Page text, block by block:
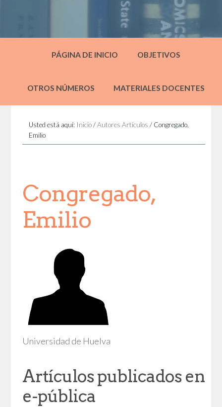
PÁGINA DE INICIO OBJETIVOS
OTROS NÚMEROS MATERIALES DOCENTES
Usted está aquí: Inicio / Autores Artículos / Congregado,
Emilio
Congregado,
Emilio
Universidad de Huelva
Artículos publicados en
e-pública